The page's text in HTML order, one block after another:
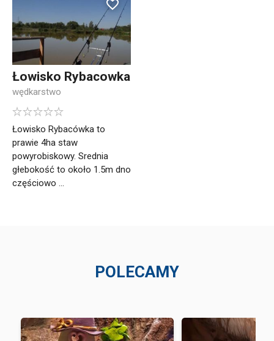
Łowisko Rybacowka
wędkarstwo
Łowisko Rybacówka to
prawie 4ha staw
powyrobiskowy. Srednia
głebokość to około 1.5m dno
częściowo ...
POLECAMY